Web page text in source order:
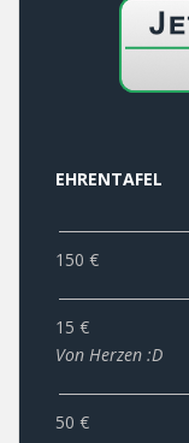
EHRENTAFEL
150 €
15 €
Von Herzen :D
50 €